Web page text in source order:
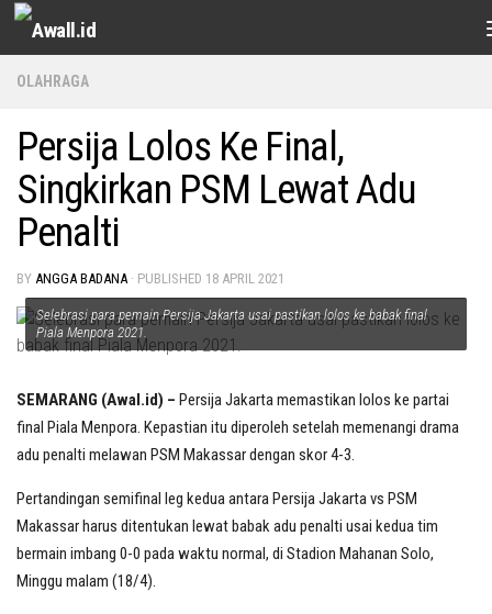
Skip to content
OLAHRAGA
Persija Lolos Ke Final,
Singkirkan PSM Lewat Adu
Penalti
BY ANGGA BADANA · PUBLISHED 18 APRIL 2021
Selebrasi para pemain Persija Jakarta usai pastikan lolos ke babak final
Piala Menpora 2021.
SEMARANG (Awal.id) – Persija Jakarta memastikan lolos ke partai
final Piala Menpora. Kepastian itu diperoleh setelah memenangi drama
adu penalti melawan PSM Makassar dengan skor 4-3.
Pertandingan semifinal leg kedua antara Persija Jakarta vs PSM
Makassar harus ditentukan lewat babak adu penalti usai kedua tim
bermain imbang 0-0 pada waktu normal, di Stadion Mahanan Solo,
Minggu malam (18/4).